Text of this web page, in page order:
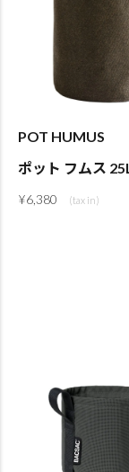
POT HUMUS
ポット フムス 25L
¥6,380